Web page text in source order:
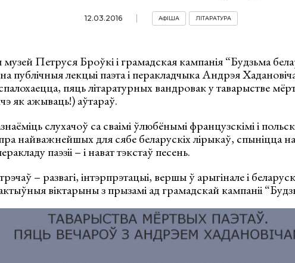
12.03.2016 АФІША ЛІТАРАТУРА
Петруся Броўкі і грамадская кампанія “Будзьма
публічныя лекцыі паэта і перакладчыка Андрэя
пяць літаратурных вандровак у таварыстве
як ажываць!) аўтараў.
слухачоў са сваімі ўлюбёнымі французскімі і
найважнейшых для сябе беларускіх лірыкаў, спыніцца
паэзіі – і нават тэкстаў песень.
– развагі, інтэрпрэтацыі, вершы ў арыгінале і
віктарыны з прызамі ад грамадскай кампаніі